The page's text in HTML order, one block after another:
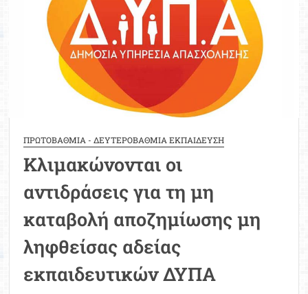
ΕΕΠ-
ΕΒΠ,
μετά
την
πρόσληψή
τους
ΠΡΩΤΟΒΑΘΜΙΑ - ΔΕΥΤΕΡΟΒΑΘΜΙΑ ΕΚΠΑΙΔΕΥΣΗ
Κλιμακώνονται οι
αντιδράσεις για τη μη
καταβολή αποζημίωσης μη
ληφθείσας αδείας
εκπαιδευτικών ΔΥΠΑ